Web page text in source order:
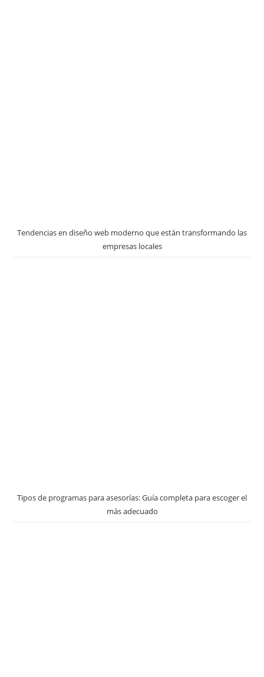
Tendencias en diseño web moderno que están transformando las
empresas locales
Tipos de programas para asesorías: Guía completa para escoger el
más adecuado